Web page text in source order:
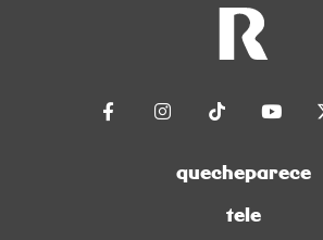
quecheparece
tele